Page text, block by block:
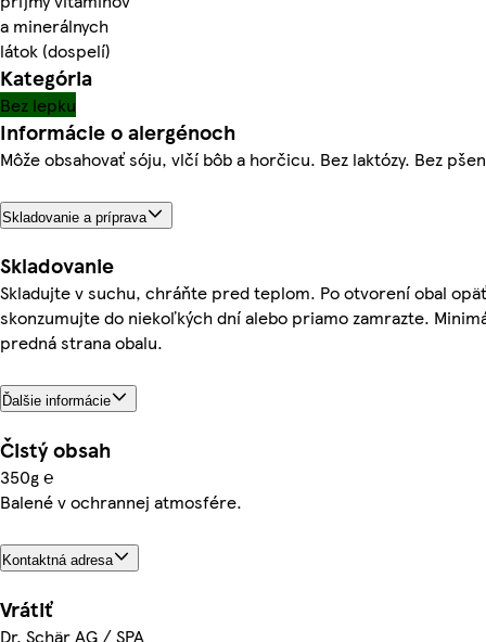
a minerálnych
látok (dospelí)
Kategória
Bez lepku
Informácie o alergénoch
Môže obsahovať sóju, vlčí bôb a horčicu. Bez laktózy. Bez
Skladovanie a príprava
Skladovanie
Skladujte v suchu, chráňte pred teplom. Po otvorení obal
skonzumujte do niekoľkých dní alebo priamo zamrazte.
predná strana obalu.
Ďalšie informácie
Čistý obsah
350g ℮
Balené v ochrannej atmosfére.
Kontaktná adresa
Vrátiť
Dr. Schär AG / SPA